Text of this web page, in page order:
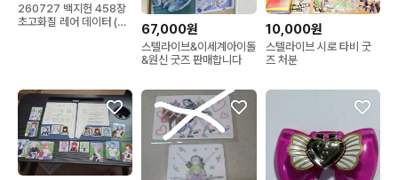
260727 백지헌 458장
초고화질 레어 데이터 (프
67,000원
스텔라이브&이세계아이돌
&원신 굿즈 판매합니다
10,000원
스텔라이브 시로 타비 굿
즈 처분